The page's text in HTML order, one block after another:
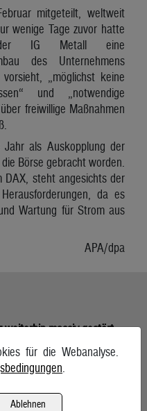
mitgeteilt, weltweit
wenige Tage zuvor hatte
IG Metall eine
des Unternehmens
„möglichst keine
und „notwendige
freiwillige Maßnahmen
Jahr als Auskopplung der
Börse gebracht worden.
DAX, steht angesichts der
da es
Wartung für Strom aus
APA/dpa
weiterhin massiv gestört
für die Webanalyse.
.
Ablehnen